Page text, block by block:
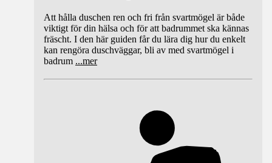
Att hålla duschen ren och fri från svartmögel är både
viktigt för din hälsa och för att badrummet ska kännas
fräscht. I den här guiden får du lära dig hur du enkelt
kan rengöra duschväggar, bli av med svartmögel i
badrum ...mer